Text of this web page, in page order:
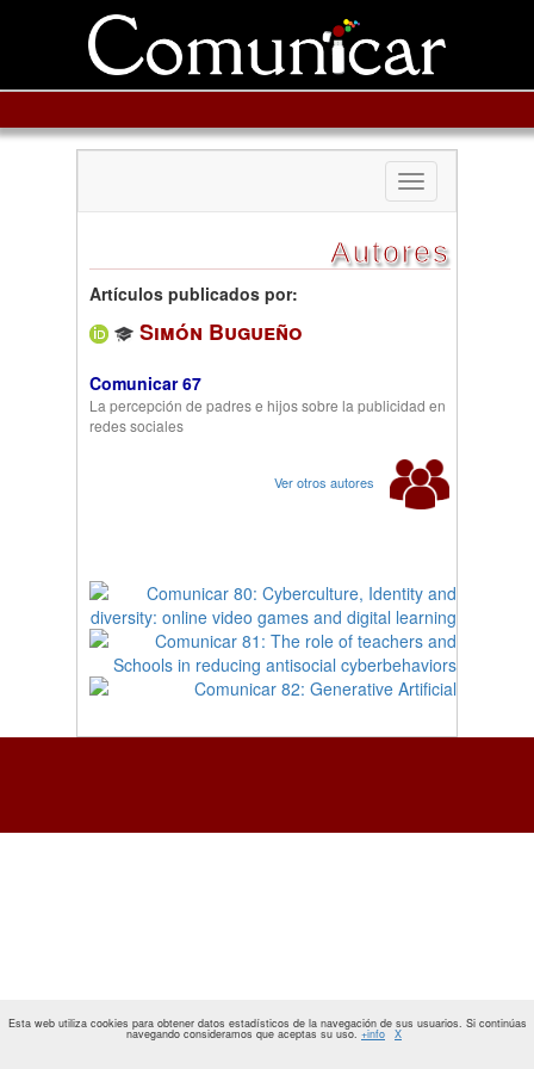
Toggle
navigation
Autores
Artículos publicados por:
Simón Bugueño
Comunicar 67
La percepción de padres e hijos sobre la publicidad en
redes sociales
Ver otros autores
Esta web utiliza cookies para obtener datos estadísticos de la navegación de sus usuarios. Si continúas
navegando consideramos que aceptas su uso. +info X